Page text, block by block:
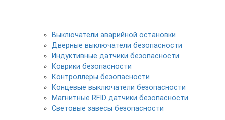
Выключатели аварийной остановки
Дверные выключатели безопасности
Индуктивные датчики безопасности
Коврики безопасности
Контроллеры безопасности
Концевые выключатели безопасности
Магнитные RFID датчики безопасности
Световые завесы безопасности